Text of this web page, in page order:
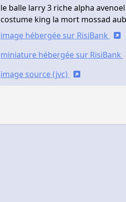
le balle larry 3 riche alpha
costume king la mort mossad
image hébergée sur RisiBank
miniature hébergée sur RisiBank
image source (jvc)